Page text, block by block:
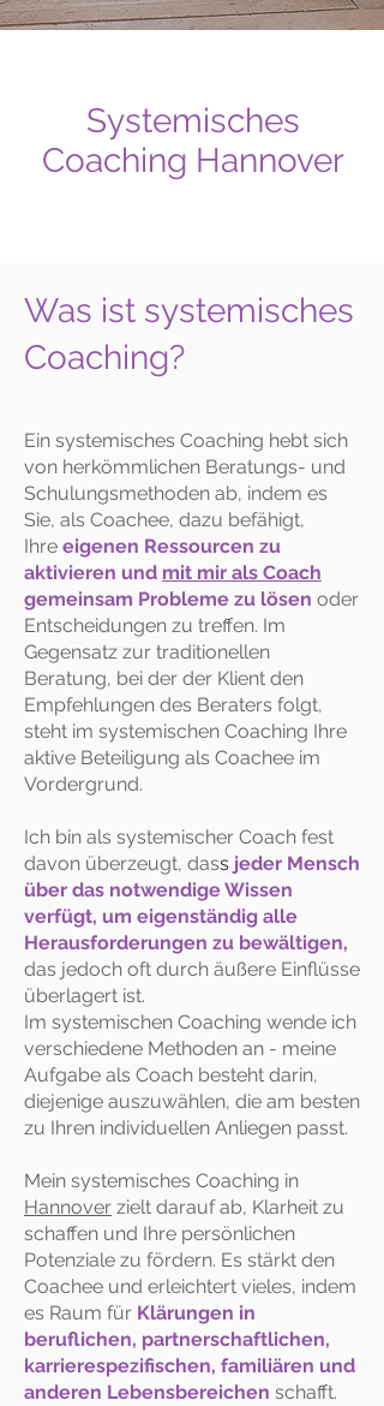
Systemisches
Coaching Hannover
Was ist systemisches
Coaching?
Ein systemisches Coaching hebt sich
von herkömmlichen Beratungs- und
Schulungsmethoden ab, indem es
Sie, als Coachee, dazu befähigt,
Ihre eigenen Ressourcen zu
aktivieren und mit mir als Coach
gemeinsam Probleme zu lösen oder
Entscheidungen zu treffen. Im
Gegensatz zur traditionellen
Beratung, bei der der Klient den
Empfehlungen des Beraters folgt,
steht im systemischen Coaching Ihre
aktive Beteiligung als Coachee im
Vordergrund.
Ich bin als systemischer Coach fest
davon überzeugt, dass jeder Mensch
über das notwendige Wissen
verfügt, um eigenständig alle
Herausforderungen zu bewältigen,
das jedoch oft durch äußere Einflüsse
überlagert ist.
Im systemischen Coaching wende ich
verschiedene Methoden an - meine
Aufgabe als Coach besteht darin,
diejenige auszuwählen, die am besten
zu Ihren individuellen Anliegen passt.
Mein systemisches Coaching in
Hannover zielt darauf ab, Klarheit zu
schaffen und Ihre persönlichen
Potenziale zu fördern. Es stärkt den
Coachee und erleichtert vieles, indem
es Raum für Klärungen in
beruflichen, partnerschaftlichen,
karrierespezifischen, familiären und
anderen Lebensbereichen schafft.